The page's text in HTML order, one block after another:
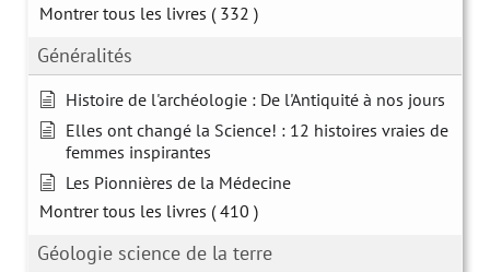
Montrer tous les livres ( 332 )
Généralités
Histoire de l'archéologie : De l'Antiquité à nos jours
Elles ont changé la Science! : 12 histoires vraies de
femmes inspirantes
Les Pionnières de la Médecine
Montrer tous les livres ( 410 )
Géologie science de la terre